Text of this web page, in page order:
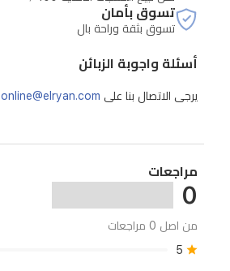
تسوق بأمان
تسوق بثقة وراحة بال
أسئلة واجوبة الزبائن
يرجى الاتصال بنا على online@elryan.com
مراجعات
0
من اصل 0 مراجعات
5